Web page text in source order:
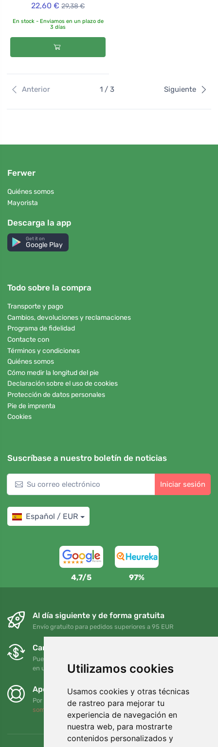
Utilizamos cookies
Usamos cookies y otras técnicas
de rastreo para mejorar tu
experiencia de navegación en
nuestra web, para mostrarte
contenidos personalizados y
22,60 € 29,38 €
En stock - Enviamos en un plazo de
3 días
Anterior 1 / 3 Siguiente
Ferwer
Quiénes somos
Mayorista
Descarga la app
Get it on
Google Play
Todo sobre la compra
Transporte y pago
Cambios, devoluciones y reclamaciones
Programa de fidelidad
Contacte con
Términos y condiciones
Quiénes somos
Cómo medir la longitud del pie
Declaración sobre el uso de cookies
Protección de datos personales
Pie de imprenta
Cookies
Suscríbase a nuestro boletín de noticias
Iniciar sesión
Español / EUR
4,7/5 97%
Al día siguiente y de forma gratuita
Envío gratuito para pedidos superiores a 95 EUR
Cambios y devoluciones gratuitos
Puede devolver o cambiar su pedido en cualquier momento
en un plazo de 90 días
Apoyamos a Trees.org
Por cada pedido plantamos un árbol. Leer más
somos